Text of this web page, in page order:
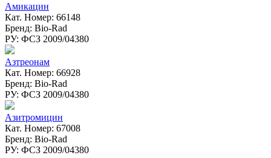
Амикацин
Кат. Номер: 66148
Бренд: Bio-Rad
РУ: ФСЗ 2009/04380
Азтреонам
Кат. Номер: 66928
Бренд: Bio-Rad
РУ: ФСЗ 2009/04380
Азитромицин
Кат. Номер: 67008
Бренд: Bio-Rad
РУ: ФСЗ 2009/04380